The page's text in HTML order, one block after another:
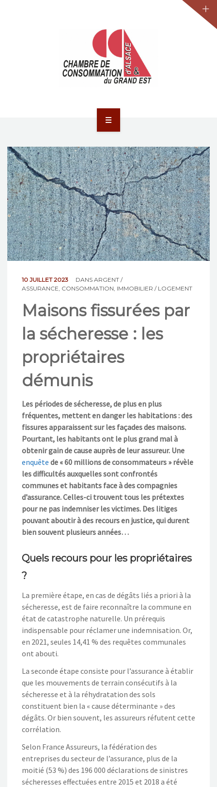
ACTUALITÉS
JURIDIQUE
LA CCA-GE
NOS ACTIONS
CONTACT
10 JUILLET 2023 DANS ARGENT /
ASSURANCE CONSOMMATION IMMOBILIER / LOGEMENT
Maisons fissurées par
la sécheresse : les
propriétaires
démunis
Les périodes de sécheresse, de plus en plus
fréquentes, mettent en danger les habitations : des
fissures apparaissent sur les façades des maisons.
Pourtant, les habitants ont le plus grand mal à
obtenir gain de cause auprès de leur assureur. Une
enquête de « 60 millions de consommateurs » révèle
les difficultés auxquelles sont confrontés
communes et habitants face à des compagnies
d’assurance. Celles-ci trouvent tous les prétextes
pour ne pas indemniser les victimes. Des litiges
pouvant aboutir à des recours en justice, qui durent
bien souvent plusieurs années…
Quels recours pour les propriétaires
?
La première étape, en cas de dégâts liés a priori à la
sécheresse, est de faire reconnaître la commune en
état de catastrophe naturelle. Un prérequis
indispensable pour réclamer une indemnisation. Or,
en 2021, seules 14,41 % des requêtes communales
ont abouti.
La seconde étape consiste pour l’assurance à établir
que les mouvements de terrain consécutifs à la
sécheresse et à la réhydratation des sols
constituent bien la « cause déterminante » des
dégâts. Or bien souvent, les assureurs réfutent cette
corrélation.
Selon France Assureurs, la fédération des
entreprises du secteur de l’assurance, plus de la
moitié (53 %) des 196 000 déclarations de sinistres
sécheresses effectuées entre 2015 et 2018 a été